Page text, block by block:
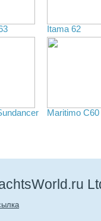
Itama 62
Maritimo C60